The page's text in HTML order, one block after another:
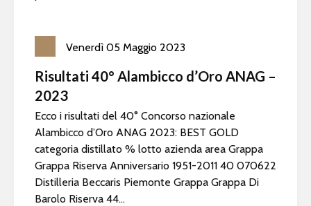
Venerdì 05 Maggio 2023
Risultati 40° Alambicco d’Oro ANAG –
2023
Ecco i risultati del 40° Concorso nazionale
Alambicco d’Oro ANAG 2023: BEST GOLD
categoria distillato % lotto azienda area Grappa
Grappa Riserva Anniversario 1951-2011 40 070622
Distilleria Beccaris Piemonte Grappa Grappa Di
Barolo Riserva 44...